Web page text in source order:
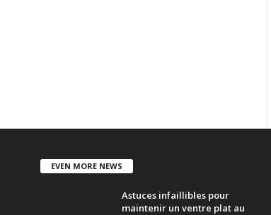
EVEN MORE NEWS
Astuces infaillibles pour
maintenir un ventre plat au